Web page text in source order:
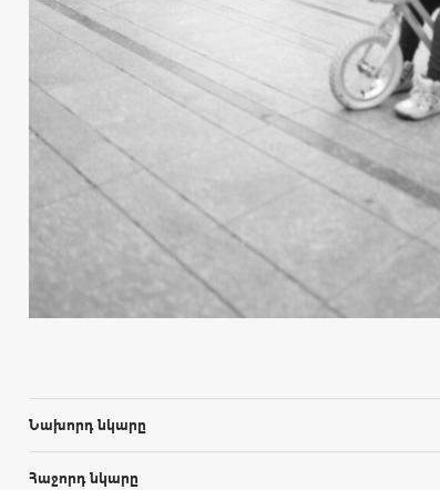
Նախորդ նկարը
Հաջորդ նկարը